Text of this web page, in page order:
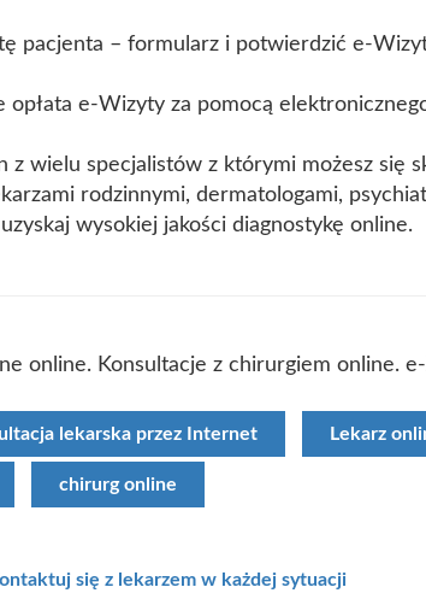
pacjenta – formularz i potwierdzić e-
e-Wizyty za pomocą
z wielu specjalistów z którymi możesz się
rodzinnymi, dermatologami,
wysokiej jakości diagnostykę online.
online. Konsultacje z chirurgiem online.
lekarska przez Internet Lekarz
chirurg online
się z lekarzem w każdej sytuacji